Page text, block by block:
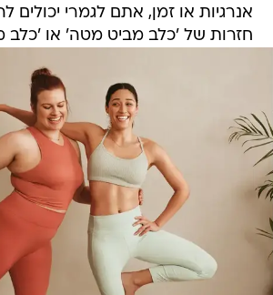
אנרגיות או זמן, אתם לגמרי
חזרות של 'כלב מביט מטה' או 'כלב